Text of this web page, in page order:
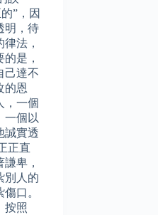
”，因
明，待
法，
是，
己達不
的恩
，一個
一個以
誠實透
正直
卑，
別人的
口。
按照